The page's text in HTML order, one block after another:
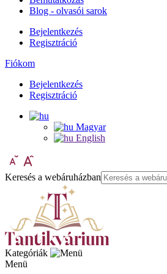
Blog - olvasói sarok
Bejelentkezés
Regisztráció
Fiókom
Bejelentkezés
Regisztráció
Magyar
English
Keresés a webáruházban
Kategóriák
Menü